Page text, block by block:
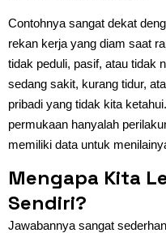
Contohnya sangat dekat
rekan kerja yang diam saat
tidak peduli, pasif, atau tidak
sedang sakit, kurang tidur,
pribadi yang tidak kita
permukaan hanyalah
memiliki data untuk
Mengapa Kita
Sendiri?
Jawabannya sangat